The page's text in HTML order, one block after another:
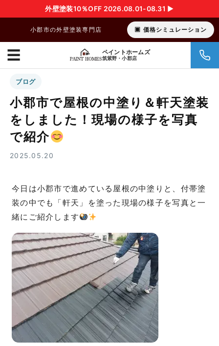
外壁塗装10％OFF 2026.08.01-08.31 ▶︎
小郡市の外壁塗装専門店 価格シミュレーション
ペイントホームズ
筑紫野・小郡店
☰
ブログ
小郡市で屋根の中塗り＆軒天塗装
をしました！現場の様子を写真
で紹介
2025.05.20
今日は小郡市で進めている屋根の中塗りと、付帯塗
装の中でも「軒天」を塗った現場の様子を写真と一
緒にご紹介します